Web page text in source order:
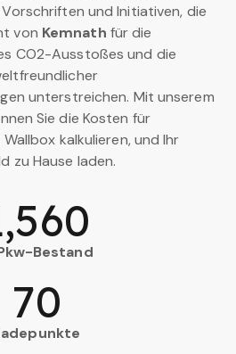
und Initiativen, die
von Kemnath für die
CO2-Ausstoßes und die
unterstreichen. Mit unserem
Sie die Kosten für
kalkulieren, und Ihr
zu Hause laden.
Bestand
70